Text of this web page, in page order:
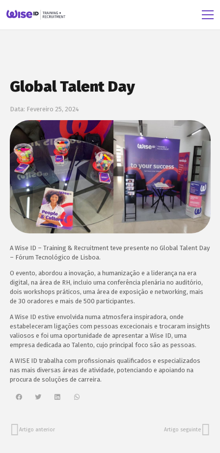
Global Talent Day
Data: Fevereiro 25, 2024
A Wise ID – Training & Recruitment teve presente no Global Talent Day
– Fórum Tecnológico de Lisboa.
O evento, abordou a inovação, a humanização e a liderança na era
digital, na área de RH, incluio uma conferência plenária no auditório,
dois workshops práticos, uma área de exposição e networking, mais
de 30 oradores e mais de 500 participantes.
A Wise ID estive envolvida numa atmosfera inspiradora, onde
estabeleceram ligações com pessoas excecionais e trocaram insights
valiosos e foi uma oportunidade de apresentar a Wise ID, uma
empresa dedicada ao Talento, cujo principal foco são as pessoas.
A WISE ID trabalha com profissionais qualificados e especializados
nas mais diversas áreas de atividade, potenciando e apoiando na
procura de soluções de carreira.
Artigo anterior Artigo seguinte